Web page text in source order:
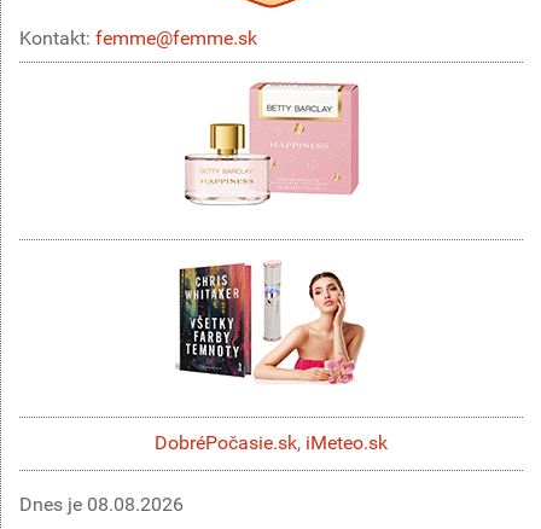
Kontakt: femme@femme.sk
DobréPočasie.sk, iMeteo.sk
Dnes je 08.08.2026